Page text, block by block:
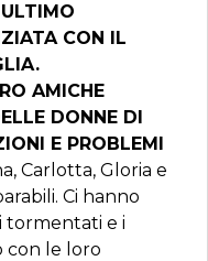
CON IL
AMICHE
DONNE DI
E PROBLEMI
Carlotta, Gloria e
Ci hanno
tormentati e i
con le loro